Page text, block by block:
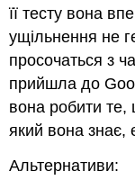
її тесту вона
ущільнення не
просочаться з
прийшла до
вона робити те,
який вона знає,
Альтернативи: